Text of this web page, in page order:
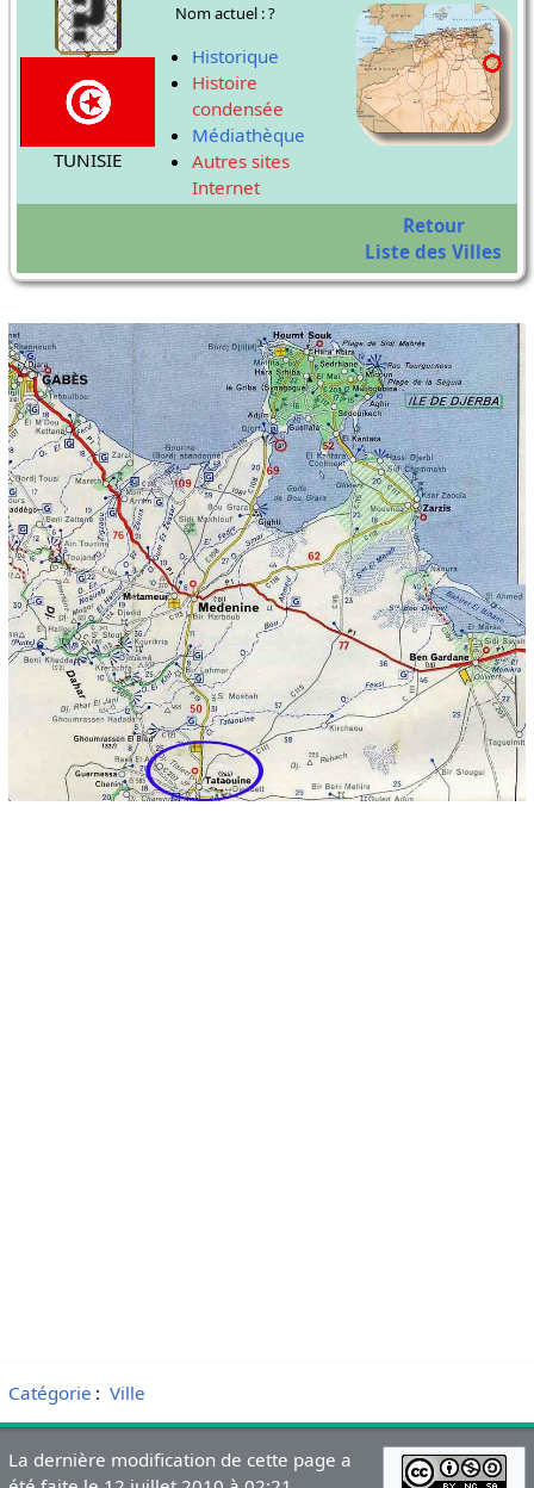
TUNISIE
Nom actuel : ?
Historique
Histoire
condensée
Médiathèque
Autres sites
Internet
Retour
Liste des Villes
Catégorie : Ville
La dernière modification de cette page a